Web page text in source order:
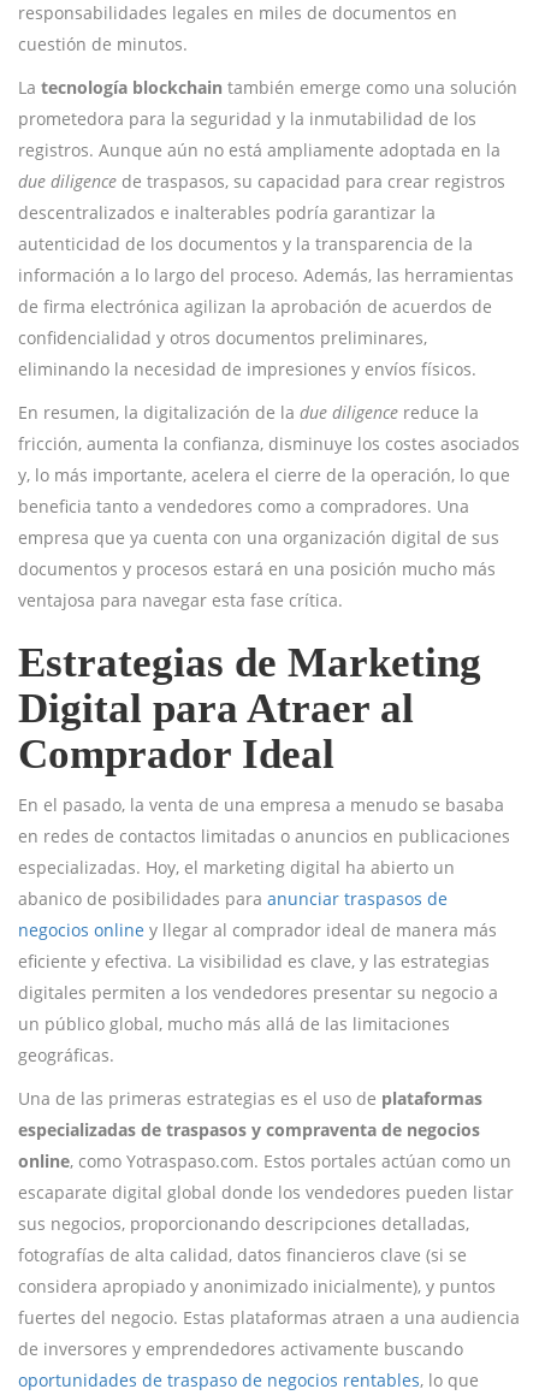
responsabilidades legales en miles de documentos en
cuestión de minutos.
La tecnología blockchain también emerge como una solución
prometedora para la seguridad y la inmutabilidad de los
registros. Aunque aún no está ampliamente adoptada en la
due diligence de traspasos, su capacidad para crear registros
descentralizados e inalterables podría garantizar la
autenticidad de los documentos y la transparencia de la
información a lo largo del proceso. Además, las herramientas
de firma electrónica agilizan la aprobación de acuerdos de
confidencialidad y otros documentos preliminares,
eliminando la necesidad de impresiones y envíos físicos.
En resumen, la digitalización de la due diligence reduce la
fricción, aumenta la confianza, disminuye los costes asociados
y, lo más importante, acelera el cierre de la operación, lo que
beneficia tanto a vendedores como a compradores. Una
empresa que ya cuenta con una organización digital de sus
documentos y procesos estará en una posición mucho más
ventajosa para navegar esta fase crítica.
Estrategias de Marketing
Digital para Atraer al
Comprador Ideal
En el pasado, la venta de una empresa a menudo se basaba
en redes de contactos limitadas o anuncios en publicaciones
especializadas. Hoy, el marketing digital ha abierto un
abanico de posibilidades para anunciar traspasos de
negocios online y llegar al comprador ideal de manera más
eficiente y efectiva. La visibilidad es clave, y las estrategias
digitales permiten a los vendedores presentar su negocio a
un público global, mucho más allá de las limitaciones
geográficas.
Una de las primeras estrategias es el uso de plataformas
especializadas de traspasos y compraventa de negocios
online, como Yotraspaso.com. Estos portales actúan como un
escaparate digital global donde los vendedores pueden listar
sus negocios, proporcionando descripciones detalladas,
fotografías de alta calidad, datos financieros clave (si se
considera apropiado y anonimizado inicialmente), y puntos
fuertes del negocio. Estas plataformas atraen a una audiencia
de inversores y emprendedores activamente buscando
oportunidades de traspaso de negocios rentables, lo que